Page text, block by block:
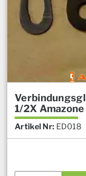
1/2X Amazone
Artikel Nr: ED018